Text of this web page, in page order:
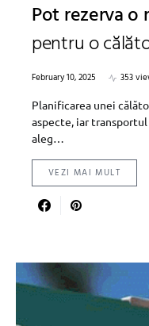
Pot rezerva o
pentru o
February 10, 2025 353
Planificarea unei
aspecte, iar
aleg…
VEZI MAI MULT